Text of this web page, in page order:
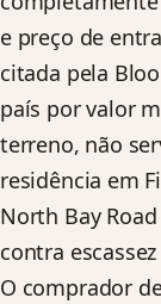
e preço de
citada pela
país por valor
terreno, não
residência em
North Bay
contra
O comprador